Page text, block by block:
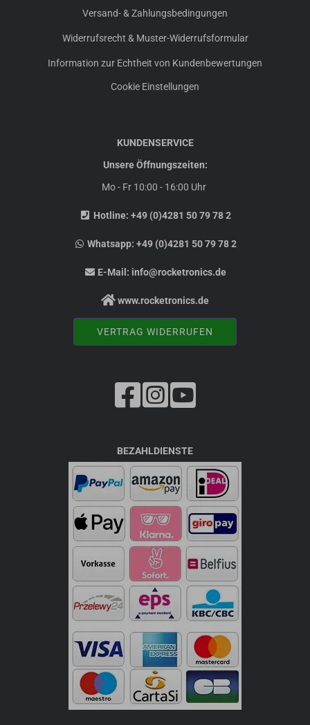
Versand- & Zahlungsbedingungen
Widerrufsrecht & Muster-Widerrufsformular
Information zur Echtheit von Kundenbewertungen
Cookie Einstellungen
KUNDENSERVICE
Unsere Öffnungszeiten:
Mo - Fr 10:00 - 16:00 Uhr
Hotline: +49 (0)4281 50 79 78 2
Whatsapp:+49 (0)4281 50 79 78 2
E-Mail: info@rocketronics.de
www.rocketronics.de
VERTRAG WIDERRUFEN
BEZAHLDIENSTE